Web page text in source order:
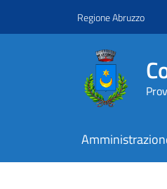
Regione Abruzzo